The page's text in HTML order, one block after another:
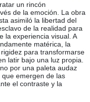
un rincón
de la emoción. La obra
asimiló la libertad del
de la realidad para
la experiencia visual. A
matérica, la
para transformarse
latir bajo una luz propia.
por una paleta audaz
emergen de las
el contraste y la